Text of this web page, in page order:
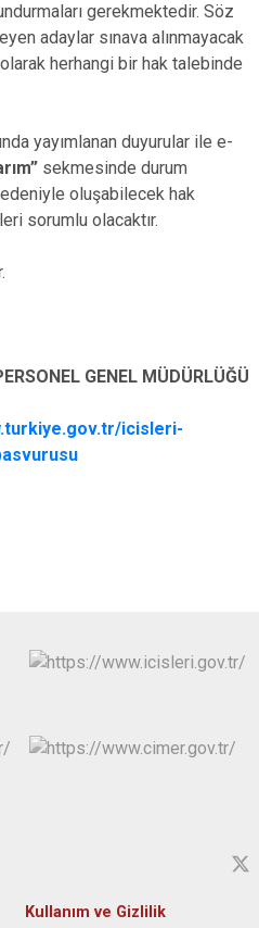
gerekmektedir. Söz
adaylar sınava alınmayacak
herhangi bir hak talebinde
yayımlanan duyurular ile e-
sekmesinde durum
oluşabilecek hak
sorumlu olacaktır.
GENEL MÜDÜRLÜĞÜ
icisleri-
Kullanım ve Gizlilik